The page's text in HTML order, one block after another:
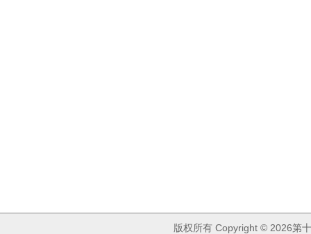
版权所有 Copyright © 2026第